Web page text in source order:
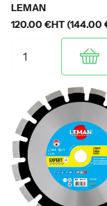
LEMAN
120.00 €HT (144.00